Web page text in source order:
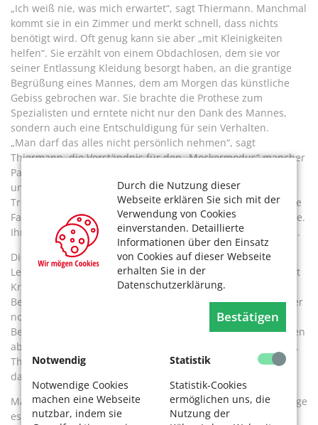
Durch die Nutzung dieser
Webseite erklären Sie sich mit der
Verwendung von Cookies
einverstanden. Detaillierte
Informationen über den Einsatz
von Cookies auf dieser Webseite
erhalten Sie in der
Datenschutzerklärung.
Bestätigen
Notwendig
Notwendige Cookies
machen eine Webseite
nutzbar, indem sie
Statistik
Statistik-Cookies
ermöglichen uns, die
Nutzung der
„Ich weiß nie, was mich erwartet“, sagt Thiermann. Manchmal
kommt sie in ein Zimmer und merkt schnell, dass nichts
benötigt wird. Oft genug kann sie aber „mit Kleinigkeiten
helfen“. Sie erzählt von einem Obdachlosen, dem sie vor
seiner Entlassung Kleidung besorgt haben, an die grantige
Begrüßung eines Mannes, dem am Morgen das künstliche
Gebiss gebrochen war. Sie brachte die Prothese zum
Spezialisten und erntete nicht nur den Dank des Mannes,
sondern auch eine Entschuldigung für sein Verhalten.
„Man darf das alles nicht persönlich nehmen“, sagt
Thiermann, die Verständnis für den „Meckermodus“ mancher
Patienten hat. Sie organisiert den Besuch des Klinikpfarrers
und manchmal übernimmt sie selbst die Rolle der
Tröstenden. „Manche schütten mir ihr Herz aus, weil sie ihre
Familie nicht mit ihrer Krankheit belasten wollen“, erzählt sie.
Ihr fällt auch auf, dass immer mehr Menschen alleine leben.
Die Ehrenamtler sind oft Menschen, die einiges an
Lebenserfahrung mitbringen. Zu Thiermanns Gruppe gehört
Kriemhild Schmücker. Sie ist achtzig Jahre alt und hat ihr
Berufsleben selbst als Ärztin verbracht. „Es macht mir immer
noch Freude“, sagt sie. Wenn es sich ergibt, schlägt sie am
Bett der Patienten den Plauderton an. In ihrer Tasche stecken
aber auch Faltblätter mit „tröstenden Worten“ aus der Bibel.
Thiermann schätzt die Vielfalt in ihrem Team: „Jeder macht
das anders, jeder bringt seinen Charakter ein.“
Manche Tage, erzählt Thiermann, seien belastend. Ihr gelinge
es zwar meistens, das Erlebte „nicht mit nach Hause zu